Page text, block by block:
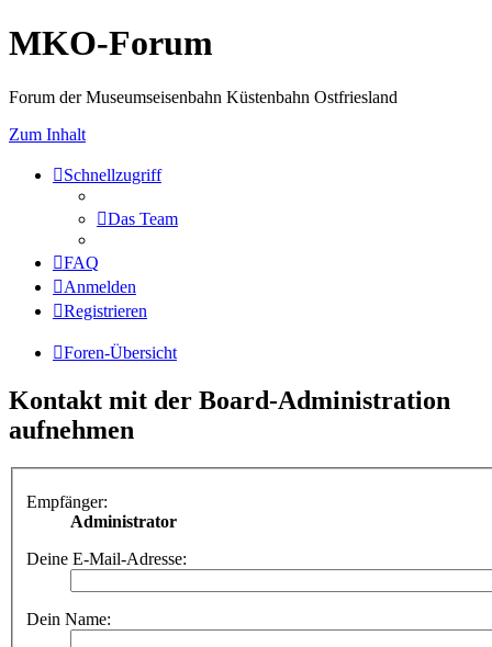
MKO-Forum
Forum der Museumseisenbahn Küstenbahn Ostfriesland
Zum Inhalt
Schnellzugriff
Das Team
FAQ
Anmelden
Registrieren
Foren-Übersicht
Kontakt mit der Board-Administration
aufnehmen
Empfänger:
Administrator
Deine E-Mail-Adresse:
Dein Name: